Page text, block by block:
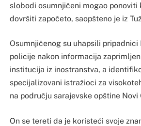
slobodi osumnjičeni mogao
dovršiti započeto, saopšteno je iz
Osumnjičenog su uhapsili pripadnici
policije nakon informacija
institucija iz inostranstva, a
specijalizovani istražioci za
na području sarajevske opštine Novi
On se tereti da je koristeći svoje